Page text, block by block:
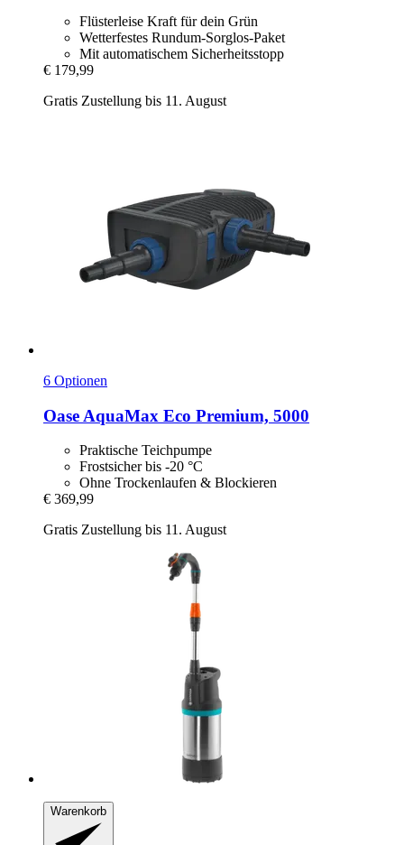
Flüsterleise Kraft für dein Grün
Wetterfestes Rundum-Sorglos-Paket
Mit automatischem Sicherheitsstopp
€ 179,99
Gratis Zustellung bis 11. August
6 Optionen
Oase AquaMax Eco Premium, 5000
Praktische Teichpumpe
Frostsicher bis -20 °C
Ohne Trockenlaufen & Blockieren
€ 369,99
Gratis Zustellung bis 11. August
Warenkorb